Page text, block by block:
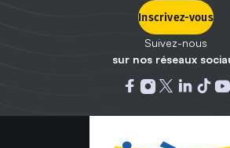
Inscrivez-vous
Suivez-nous
sur nos réseaux